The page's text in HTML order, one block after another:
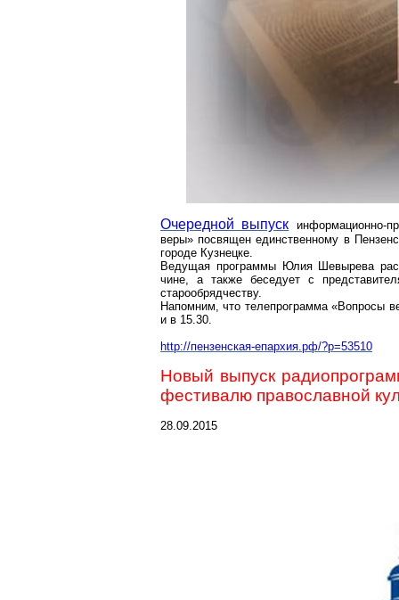
Очередной выпуск информационно-
веры» посвящен единственному в
городе Кузнецке.
Ведущая программы Юлия Шевырева
чине, а также беседует с
старообрядчеству.
Напомним, что телепрограмма «Вопросы
и в 15.30.
http://пензенская-епархия.рф/?p=53510
Новый выпуск
фестивалю православной
28.09.2015